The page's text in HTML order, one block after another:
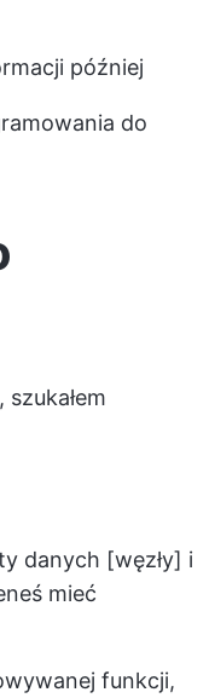
później
do
danych [węzły] i
mieć
funkcji,